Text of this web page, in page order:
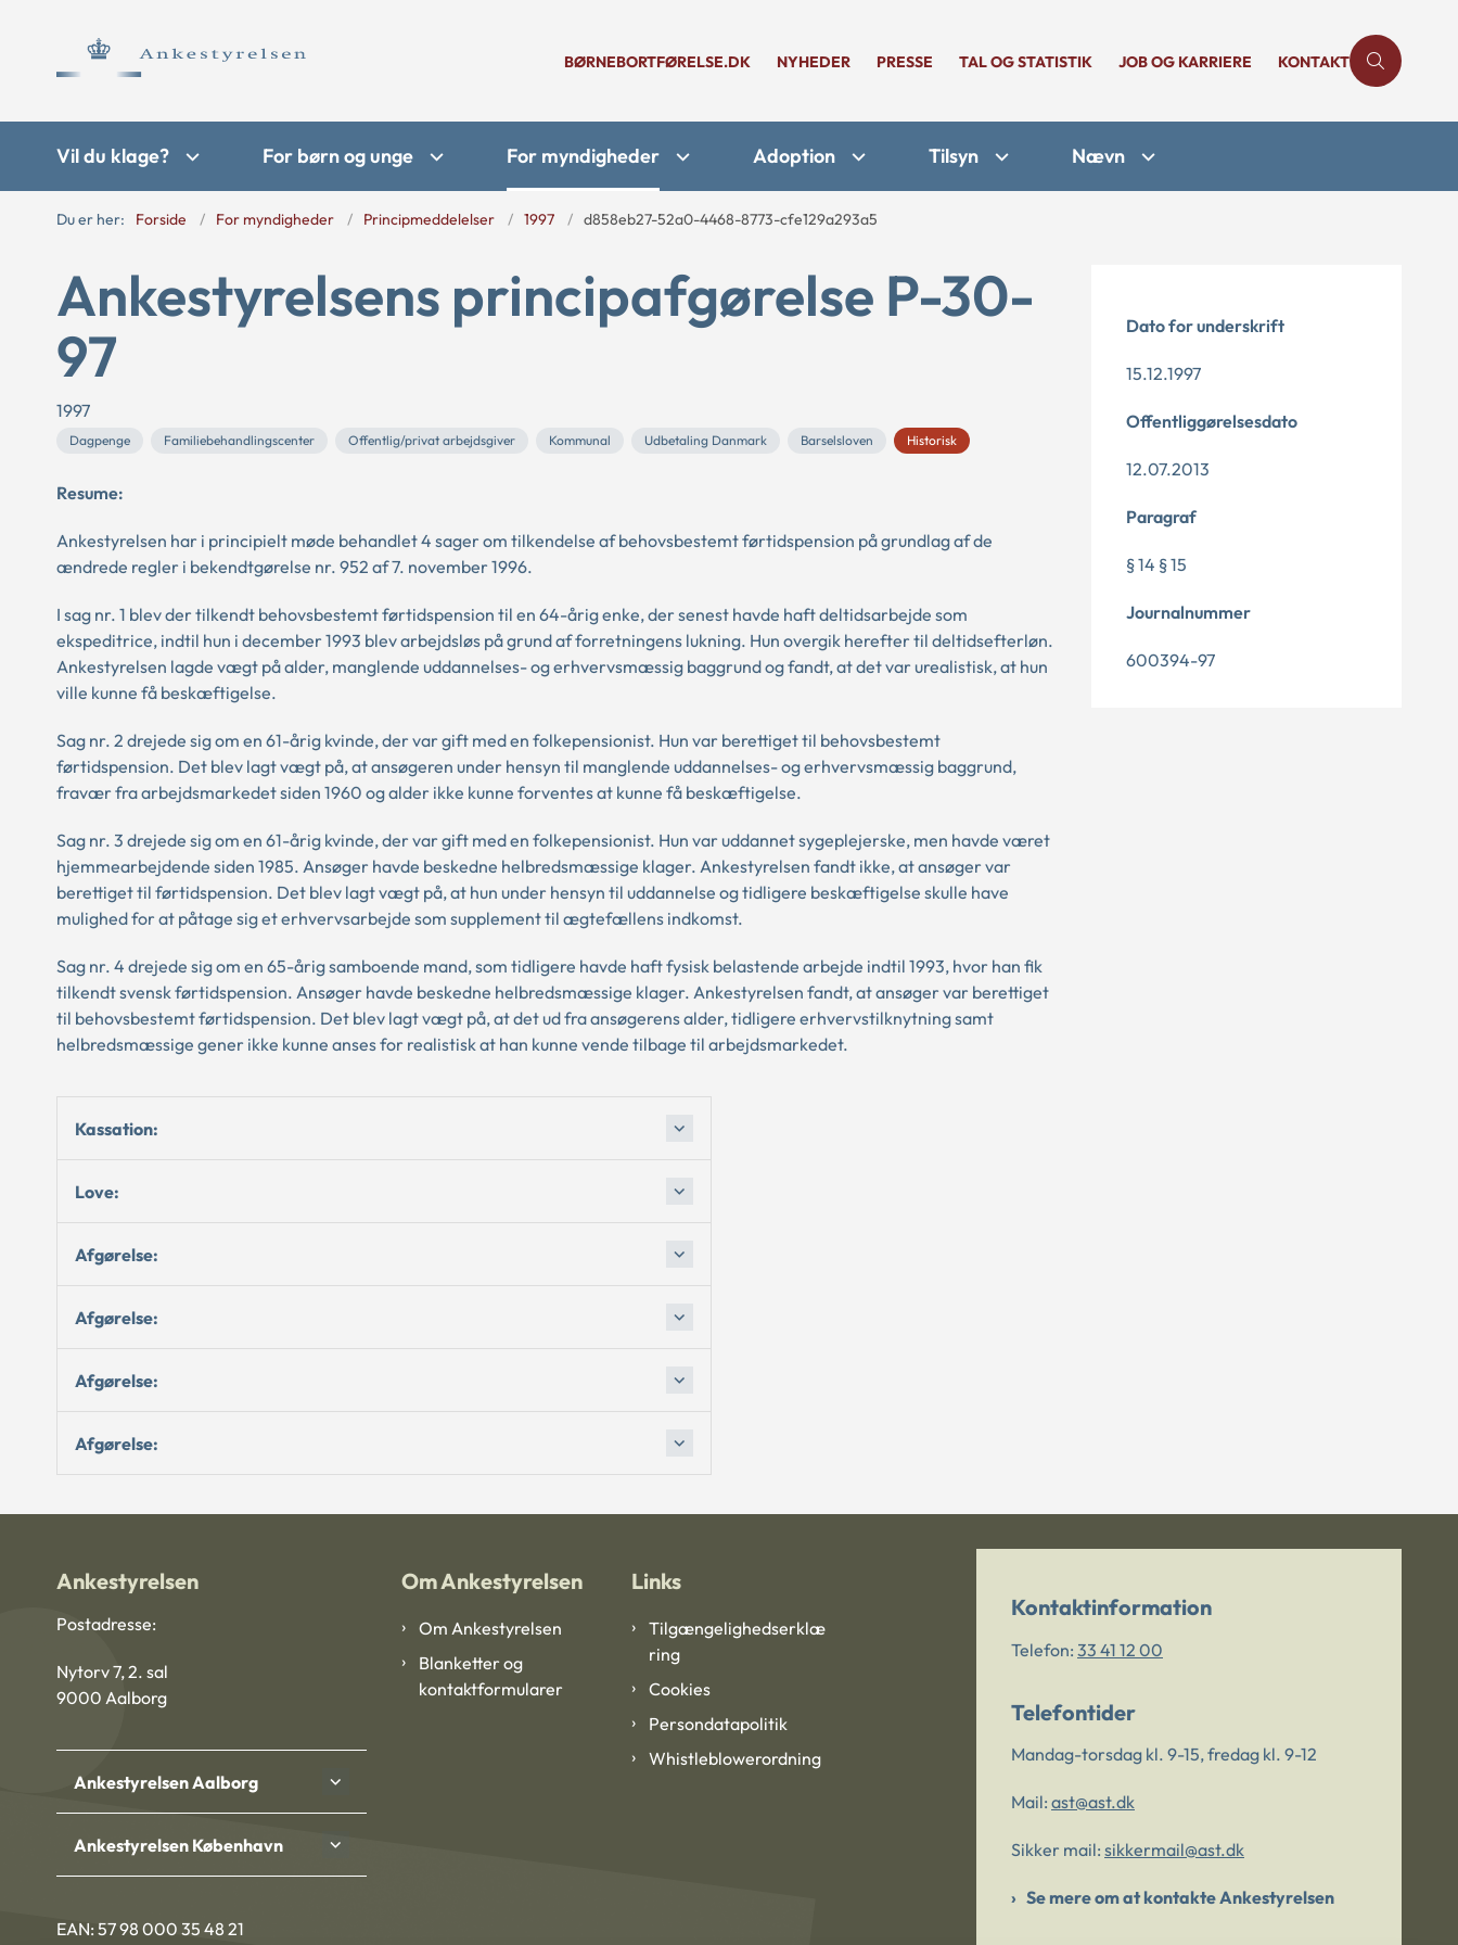
BØRNEBORTFØRELSE.DK NYHEDER PRESSE TAL OG STATISTIK JOB OG KARRIERE KONTAKT
Vil du klage? For børn og unge For myndigheder Adoption Tilsyn Nævn
Du er her: Forside For myndigheder Principmeddelelser 1997 d858eb27-52a0-4468-8773-cfe129a293a5
Ankestyrelsens principafgørelse P-30-
97
1997
Dagpenge Familiebehandlingscenter Offentlig/privat arbejdsgiver Kommunal Udbetaling Danmark Barselsloven Historisk
Resume:
Ankestyrelsen har i principielt møde behandlet 4 sager om tilkendelse af behovsbestemt førtidspension på grundlag af de
ændrede regler i bekendtgørelse nr. 952 af 7. november 1996.
I sag nr. 1 blev der tilkendt behovsbestemt førtidspension til en 64-årig enke, der senest havde haft deltidsarbejde som
ekspeditrice, indtil hun i december 1993 blev arbejdsløs på grund af forretningens lukning. Hun overgik herefter til deltidsefterløn.
Ankestyrelsen lagde vægt på alder, manglende uddannelses- og erhvervsmæssig baggrund og fandt, at det var urealistisk, at hun
ville kunne få beskæftigelse.
Sag nr. 2 drejede sig om en 61-årig kvinde, der var gift med en folkepensionist. Hun var berettiget til behovsbestemt
førtidspension. Det blev lagt vægt på, at ansøgeren under hensyn til manglende uddannelses- og erhvervsmæssig baggrund,
fravær fra arbejdsmarkedet siden 1960 og alder ikke kunne forventes at kunne få beskæftigelse.
Sag nr. 3 drejede sig om en 61-årig kvinde, der var gift med en folkepensionist. Hun var uddannet sygeplejerske, men havde været
hjemmearbejdende siden 1985. Ansøger havde beskedne helbredsmæssige klager. Ankestyrelsen fandt ikke, at ansøger var
berettiget til førtidspension. Det blev lagt vægt på, at hun under hensyn til uddannelse og tidligere beskæftigelse skulle have
mulighed for at påtage sig et erhvervsarbejde som supplement til ægtefællens indkomst.
Sag nr. 4 drejede sig om en 65-årig samboende mand, som tidligere havde haft fysisk belastende arbejde indtil 1993, hvor han fik
tilkendt svensk førtidspension. Ansøger havde beskedne helbredsmæssige klager. Ankestyrelsen fandt, at ansøger var berettiget
til behovsbestemt førtidspension. Det blev lagt vægt på, at det ud fra ansøgerens alder, tidligere erhvervstilknytning samt
helbredsmæssige gener ikke kunne anses for realistisk at han kunne vende tilbage til arbejdsmarkedet.
Kassation:
Love:
Afgørelse:
Afgørelse:
Afgørelse:
Afgørelse:
Dato for underskrift
15.12.1997
Offentliggørelsesdato
12.07.2013
Paragraf
§ 14 § 15
Journalnummer
600394-97
Ankestyrelsen
Postadresse:
Nytorv 7, 2. sal
9000 Aalborg
Ankestyrelsen Aalborg
Ankestyrelsen København
EAN: 57 98 000 35 48 21
Om Ankestyrelsen
Om Ankestyrelsen
Blanketter og
kontaktformularer
Links
Tilgængelighedserklæ
ring
Cookies
Persondatapolitik
Whistleblowerordning
Kontaktinformation
Telefon: 33 41 12 00
Telefontider
Mandag-torsdag kl. 9-15, fredag kl. 9-12
Mail: ast@ast.dk
Sikker mail: sikkermail@ast.dk
Se mere om at kontakte Ankestyrelsen